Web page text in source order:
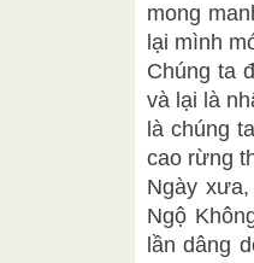
mong
lại mình
Chúng ta
và lại là
là chúng
cao rừng
Ngày
Ngộ
lần dâng